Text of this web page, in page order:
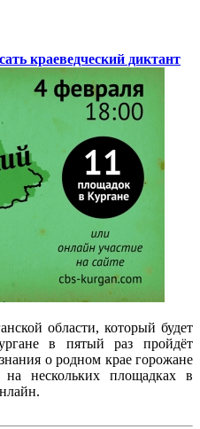
краеведческий диктант
области, который будет
в пятый раз пройдёт
о родном крае горожане
нескольких площадках в